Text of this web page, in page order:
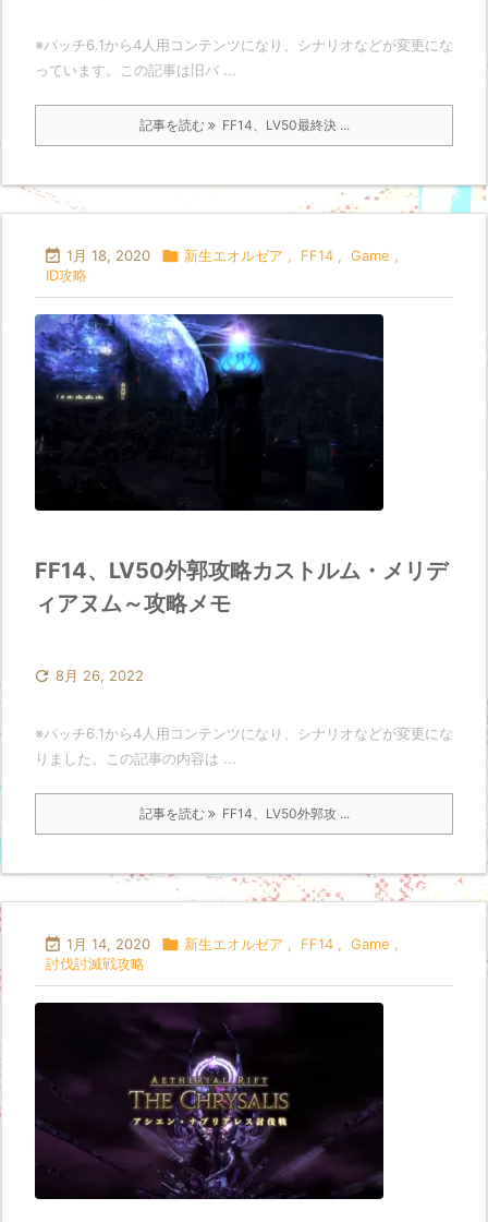
※パッチ6.1から4人用コンテンツになり、シナリオなどが変更にな
っています。この記事は旧バ ...
記事を読む FF14、LV50最終決 ...
 1月 18, 2020  新生エオルゼア , FF14 , Game ,
ID攻略
FF14、LV50外郭攻略カストルム・メリデ
ィアヌム～攻略メモ
 8月 26, 2022
※パッチ6.1から4人用コンテンツになり、シナリオなどが変更にな
りました。この記事の内容は ...
記事を読む FF14、LV50外郭攻 ...
 1月 14, 2020  新生エオルゼア , FF14 , Game ,
討伐討滅戦攻略